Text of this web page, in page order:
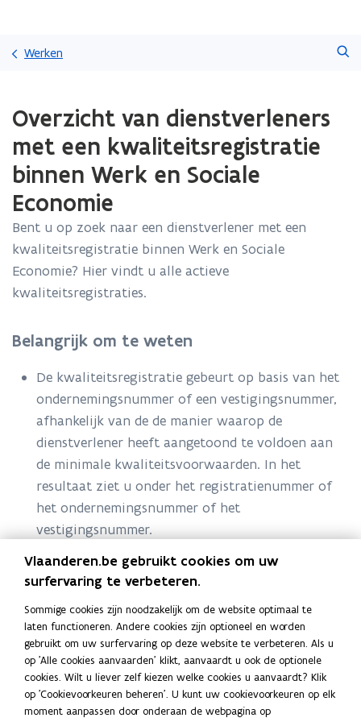
gaan
Werken
met
laden.
bevindt
zich
op:
Overzicht
van
dienstverleners
met
een
kwaliteitsregistratie
Werk
Economie
Overzicht van dienstverleners
met een kwaliteitsregistratie
binnen Werk en Sociale
Economie
Bent u op zoek naar een dienstverlener met een
kwaliteitsregistratie binnen Werk en Sociale
Economie? Hier vindt u alle actieve
kwaliteitsregistraties.
Belangrijk om te weten
De kwaliteitsregistratie gebeurt op basis van het
ondernemingsnummer of een vestigingsnummer,
afhankelijk van de de manier waarop de
dienstverlener heeft aangetoond te voldoen aan
de minimale kwaliteitsvoorwaarden. In het
resultaat ziet u onder het registratienummer of
het ondernemingsnummer of het
vestigingsnummer.
Op het niveau van een maatregelgelden meestal
extra voorwaarden. Zoekt u een specifieke
dienstverlening, zoek dan op de website van de
maatregel.
2 resultaten Filter
Vlaanderen.be gebruikt cookies om uw
surfervaring te verbeteren.
Sommige cookies zijn noodzakelijk om de website optimaal te
laten functioneren. Andere cookies zijn optioneel en worden
gebruikt om uw surfervaring op deze website te verbeteren. Als u
op 'Alle cookies aanvaarden' klikt, aanvaardt u ook de optionele
cookies. Wilt u liever zelf kiezen welke cookies u aanvaardt? Klik
op 'Cookievoorkeuren beheren'. U kunt uw cookievoorkeuren op elk
moment aanpassen door onderaan de webpagina op